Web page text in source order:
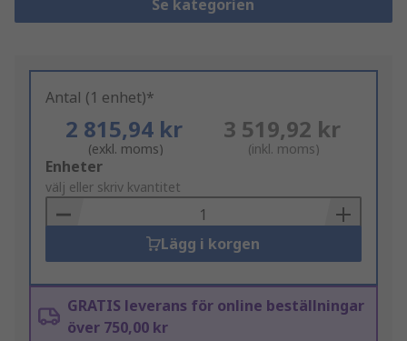
Se kategorien
Antal (1 enhet)*
2 815,94 kr
(exkl. moms)
3 519,92 kr
(inkl. moms)
Add
to
Basket
Enheter
välj eller skriv kvantitet
Lägg i korgen
GRATIS leverans för online beställningar
över 750,00 kr